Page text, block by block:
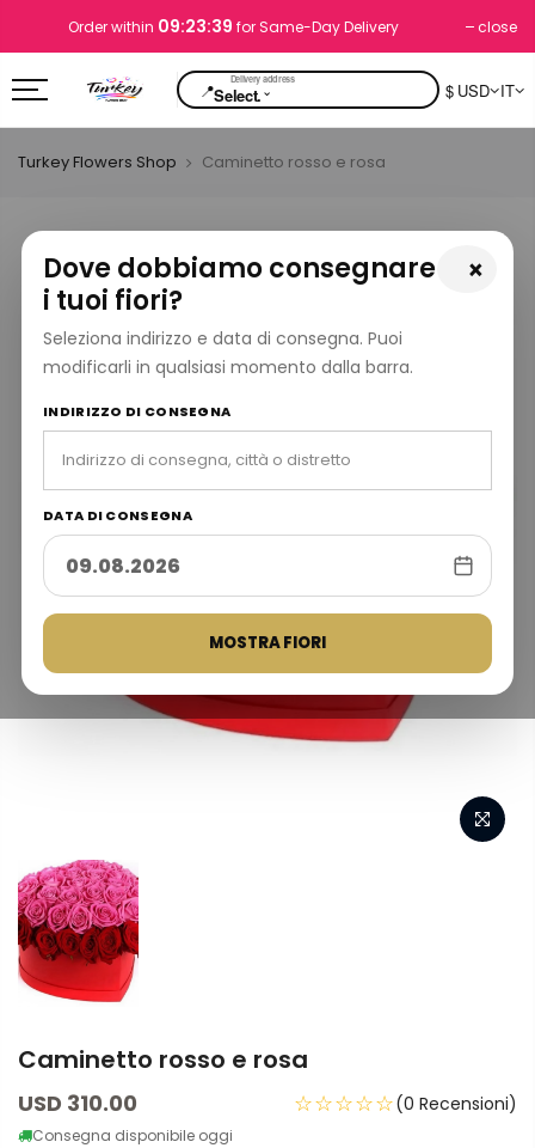
Order within 09:23:39 for Same-Day Delivery close
📍Select.⌄ $ USD IT
×
Dove dobbiamo consegnare
i tuoi fiori?
Seleziona indirizzo e data di consegna. Puoi
modificarli in qualsiasi momento dalla barra.
INDIRIZZO DI CONSEGNA
DATA DI CONSEGNA
MOSTRA FIORI
Turkey Flowers Shop Caminetto rosso e rosa
Caminetto rosso e rosa
USD 310.00
Consegna disponibile oggi
☆☆☆☆☆(0 Recensioni)